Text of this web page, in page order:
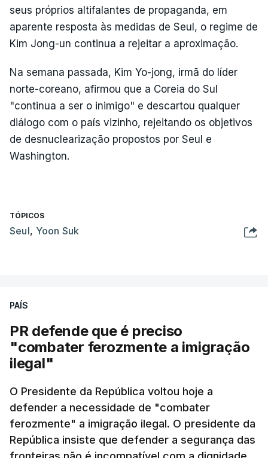
seus próprios altifalantes de propaganda, em
aparente resposta às medidas de Seul, o regime de
Kim Jong-un continua a rejeitar a aproximação.
Na semana passada, Kim Yo-jong, irmã do líder
norte-coreano, afirmou que a Coreia do Sul
"continua a ser o inimigo" e descartou qualquer
diálogo com o país vizinho, rejeitando os objetivos
de desnuclearização propostos por Seul e
Washington.
TÓPICOS
Seul, Yoon Suk
PAÍS
PR defende que é preciso
"combater ferozmente a imigração
ilegal"
O Presidente da República voltou hoje a
defender a necessidade de "combater
ferozmente" a imigração ilegal. O presidente da
República insiste que defender a segurança das